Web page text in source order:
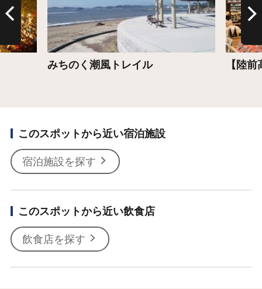
みちのく潮風トレイル 【陸
このスポットから近い宿泊施設
宿泊施設を探す
このスポットから近い飲食店
飲食店を探す